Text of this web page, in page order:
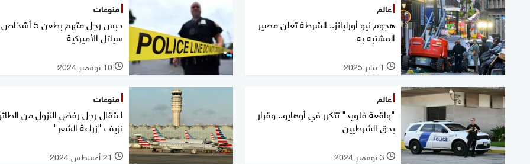
عالم
هجوم نيو أورليانز.. الشرطة تعلن مصير
المشتبه به
l 1 يناير 2025
منوعات
حبس رجل متهم بطعن
سياتل الأميركية
l 10 نوفمبر 2024
عالم
"واقعة فلويد" تتكرر في أوهايو.. وقرار
بحق الشرطيين
l 3 نوفمبر 2024
منوعات
اعتقال رجل رفض النزول من
نزيف "زراعة الشعر"
l 21 أغسطس 2024